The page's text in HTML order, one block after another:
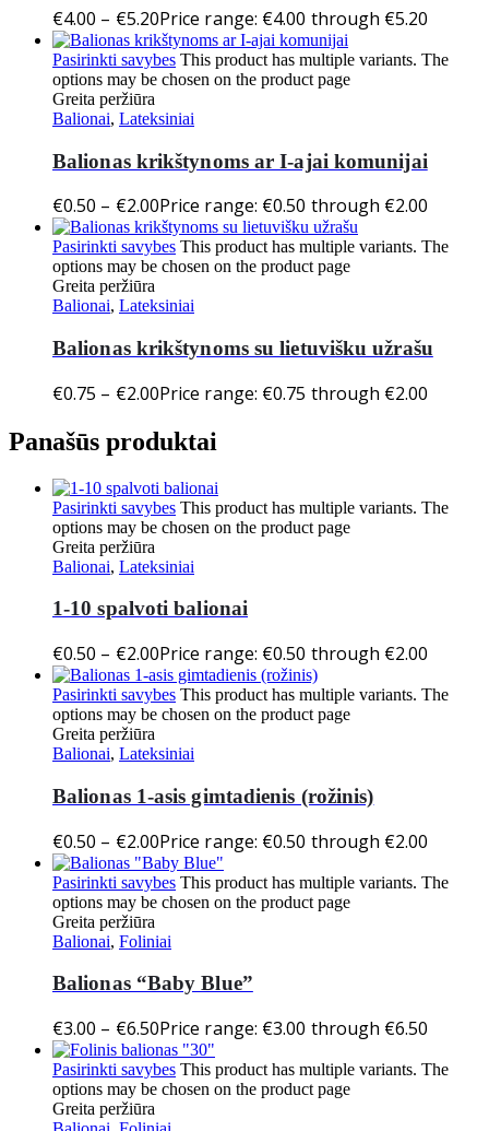
€4.00 – €5.20Price range: €4.00 through €5.20
Pasirinkti savybes This product has multiple variants. The
options may be chosen on the product page
Greita peržiūra
Balionai, Lateksiniai
Balionas krikštynoms ar I-ajai komunijai
€0.50 – €2.00Price range: €0.50 through €2.00
Pasirinkti savybes This product has multiple variants. The
options may be chosen on the product page
Greita peržiūra
Balionai, Lateksiniai
Balionas krikštynoms su lietuvišku užrašu
€0.75 – €2.00Price range: €0.75 through €2.00
Panašūs produktai
Pasirinkti savybes This product has multiple variants. The
options may be chosen on the product page
Greita peržiūra
Balionai, Lateksiniai
1-10 spalvoti balionai
€0.50 – €2.00Price range: €0.50 through €2.00
Pasirinkti savybes This product has multiple variants. The
options may be chosen on the product page
Greita peržiūra
Balionai, Lateksiniai
Balionas 1-asis gimtadienis (rožinis)
€0.50 – €2.00Price range: €0.50 through €2.00
Pasirinkti savybes This product has multiple variants. The
options may be chosen on the product page
Greita peržiūra
Balionai, Foliniai
Balionas “Baby Blue”
€3.00 – €6.50Price range: €3.00 through €6.50
Pasirinkti savybes This product has multiple variants. The
options may be chosen on the product page
Greita peržiūra